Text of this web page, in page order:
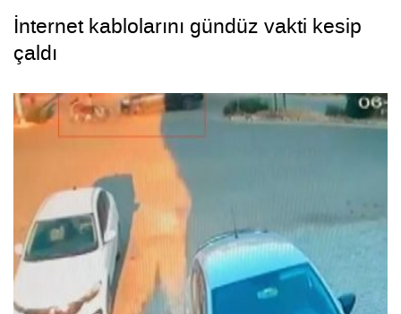
İnternet kablolarını gündüz vakti kesip
çaldı